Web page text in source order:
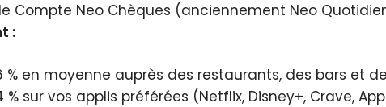
Compte Neo Chèques (anciennement Neo
:
% en moyenne auprès des restaurants, des bars et
% sur vos applis préférées (Netflix, Disney+, Crave,